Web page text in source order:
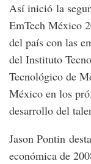
Así inició la
EmTech México
del país con las
del Instituto
Tecnológico de
México en los
desarrollo del
Jason Pontin
económica de